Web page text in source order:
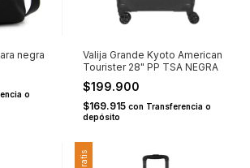
negra
o
Valija Grande Kyoto American
Tourister 28" PP TSA NEGRA
$199.900
$169.915 con Transferencia o
depósito